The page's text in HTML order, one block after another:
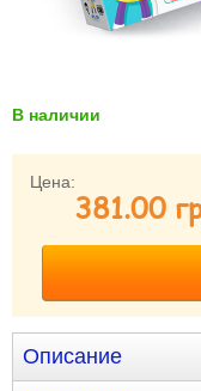
Регистрация
В наличии
Цена:
381.00
Описание